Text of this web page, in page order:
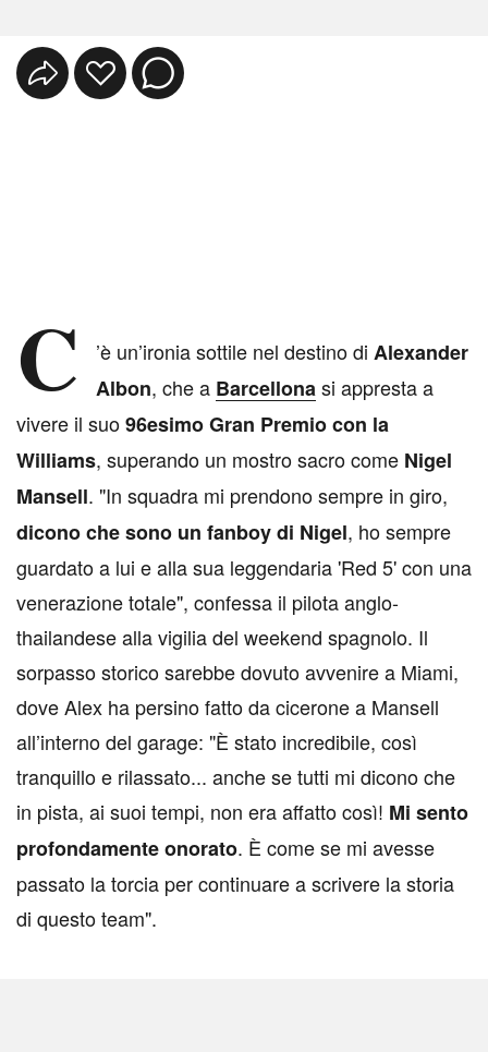
C ’è un’ironia sottile nel destino di Alexander
Albon, che a Barcellonasi appresta a
vivere il suo96esimo Gran Premio con la
Williams, superando un mostro sacro come Nigel
Mansell. "In squadra mi prendono sempre in giro,
dicono che sono un fanboy di Nigel, ho sempre
guardato a lui e alla sua leggendaria 'Red 5' con una
venerazione totale", confessa il pilota anglo-
thailandese alla vigilia del weekend spagnolo. Il
sorpasso storico sarebbe dovuto avvenire a Miami,
dove Alex ha persino fatto da cicerone a Mansell
all’interno del garage: "È stato incredibile, così
tranquillo e rilassato... anche se tutti mi dicono che
in pista, ai suoi tempi, non era affatto così! Mi sento
profondamente onorato. È come se mi avesse
passato la torcia per continuare a scrivere la storia
di questo team".